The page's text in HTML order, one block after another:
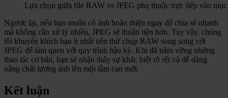
Lựa chọn giữa file RAW vs JPEG phụ thuộc trực tiếp vào mục
Ngược lại, nếu bạn muốn có ảnh hoàn thiện ngay để chia sẻ nhanh
mà không cần xử lý nhiều, JPEG sẽ thuận tiện hơn. Tuy vậy, chúng
tôi khuyến khích bạn ít nhất nên thử chụp RAW song song với
JPEG để làm quen với quy trình hậu kỳ. Khi đã nắm vững những
thao tác cơ bản, bạn sẽ nhận thấy sự khác biệt rõ rệt và dễ dàng
nâng chất lượng ảnh lên một tầm cao mới.
Kết luận